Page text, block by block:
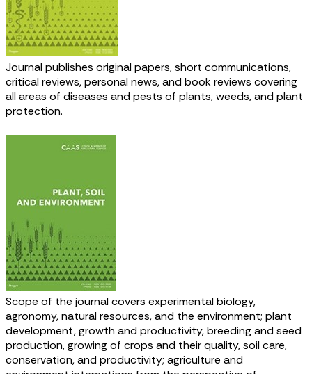
Journal publishes original papers, short communications,
critical reviews, personal news, and book reviews covering
all areas of diseases and pests of plants, weeds, and plant
protection.
Scope of the journal covers experimental biology,
agronomy, natural resources, and the environment; plant
development, growth and productivity, breeding and seed
production, growing of crops and their quality, soil care,
conservation, and productivity; agriculture and